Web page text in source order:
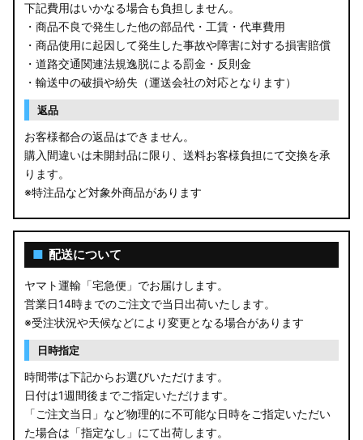
下記費用はいかなる場合も負担しません。
・商品不良で発生した他の部品代・工賃・代車費用
・商品使用に起因して発生した事故や障害に対する損害賠償
・道路交通関連法規逸脱による罰金・反則金
・輸送中の破損や紛失（運送会社の対応となります）
返品
お客様都合の返品はできません。
購入間違いは未開封品に限り、送料お客様負担にて交換を承
ります。
※特注品など対象外商品があります
■ 配送について
ヤマト運輸「宅急便」でお届けします。
営業日14時までのご注文で当日出荷いたします。
※受注状況や天候などにより変更となる場合があります
日時指定
時間帯は下記からお選びいただけます。
日付は1週間後までご指定いただけます。
「ご注文当日」など物理的に不可能な日時をご指定いただい
た場合は「指定なし」にて出荷します。